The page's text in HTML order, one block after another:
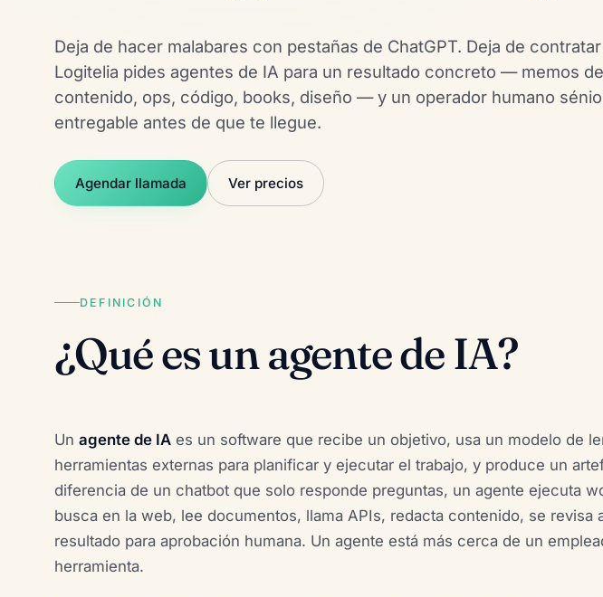
Deja de hacer malabares con pestañas de ChatGPT. Deja de
Logitelia pides agentes de IA para un resultado concreto — memos
contenido, ops, código, books, diseño — y un operador humano
entregable antes de que te llegue.
Agendar llamada Ver precios
DEFINICIÓN
¿Qué es un agente de IA?
Un agente de IA es un software que recibe un objetivo, usa un modelo de
herramientas externas para planificar y ejecutar el trabajo, y produce un
diferencia de un chatbot que solo responde preguntas, un agente ejecuta
busca en la web, lee documentos, llama APIs, redacta contenido, se revisa
resultado para aprobación humana. Un agente está más cerca de un
herramienta.